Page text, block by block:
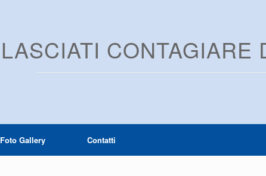
LASCIATI CONTAGIARE
Foto Gallery Contatti